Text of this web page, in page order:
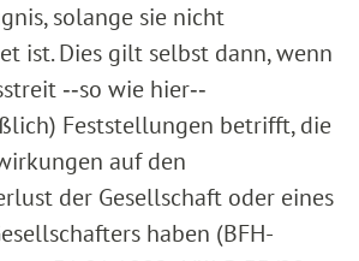
solange sie nicht
ist. Dies gilt selbst dann, wenn
‑‑so wie hier‑‑
Feststellungen betrifft, die
auf den
der Gesellschaft oder eines
haben (BFH-